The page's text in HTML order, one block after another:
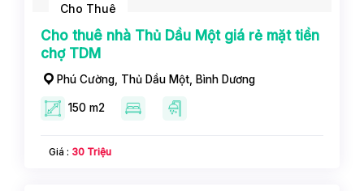
Cho Thuê
Cho thuê nhà Thủ Dầu Một giá rẻ mặt tiền
chợ TDM
Phú Cường, Thủ Dầu Một, Bình Dương
150 m2
Giá : 30 Triệu